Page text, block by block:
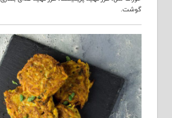
گوشت.